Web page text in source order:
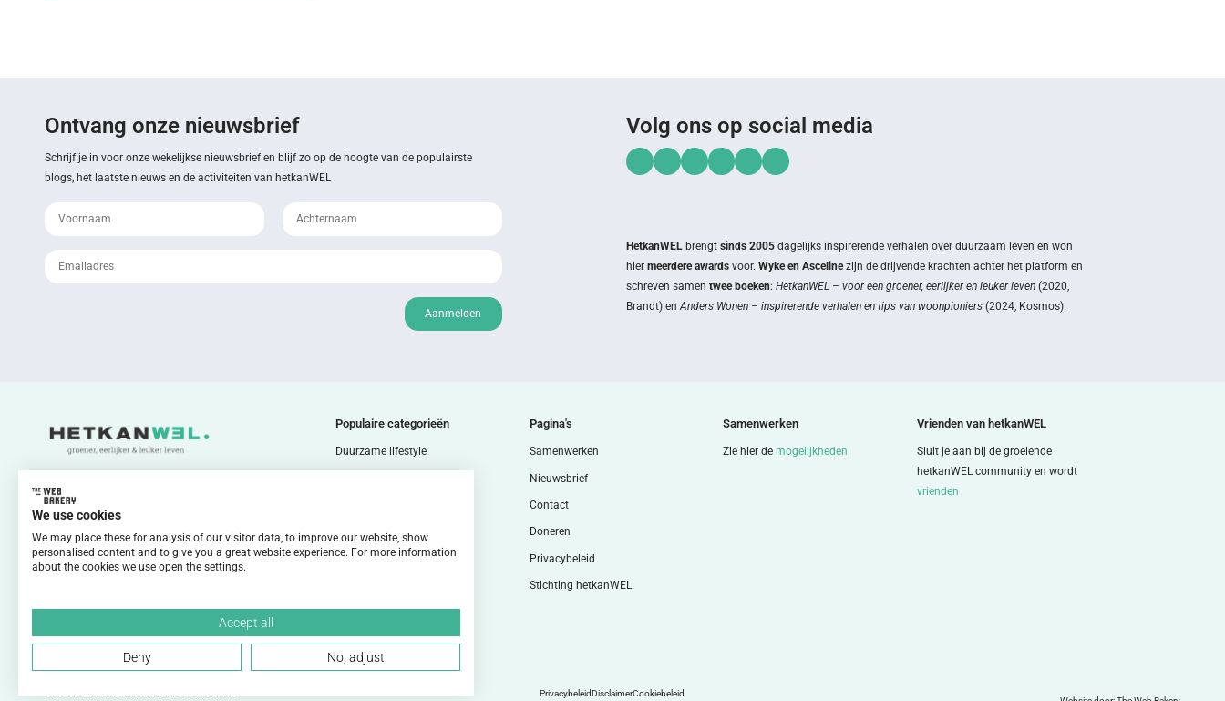
Ontvang onze nieuwsbrief
Schrijf je in voor onze wekelijkse nieuwsbrief en blijf zo op de hoogte van de populairste
blogs, het laatste nieuws en de activiteiten van hetkanWEL
Achternaam
Aanmelden
Volg ons op social media
HetkanWEL brengt sinds 2005dagelijks inspirerende verhalen over duurzaam leven en won
hier meerdere awardsvoor. Wyke en Ascelinezijn de drijvende krachten achter het platform en
schreven samen twee boeken: HetkanWEL – voor een groener, eerlijker en leuker leven(2020,
Brandt) en Anders Wonen – inspirerende verhalen en tips van woonpioniers(2024, Kosmos).
Populaire categorieën
Duurzame lifestyle
Duurzaam groen
Duurzaam body & mind
Duurzame energie
Pagina's
Samenwerken
Nieuwsbrief
Contact
Doneren
Privacybeleid
Stichting hetkanWEL
Samenwerken
Zie hier demogelijkheden
Vrienden van hetkanWEL
Sluit je aan bij de groeiende
hetkanWEL community en wordt
vrienden
©2026 HetkanWEL Alle rechten voorbehouden. PrivacybeleidDisclaimerCookiebeleid
We use cookies
We may place these for analysis of our visitor data, to improve our website, show
personalised content and to give you a great website experience. For more information
about the cookies we use open the settings.
Accept all
Deny No, adjust